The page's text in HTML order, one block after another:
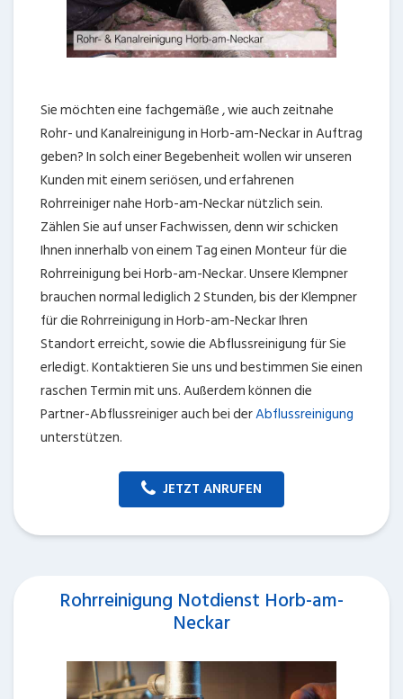
Sie möchten eine fachgemäße , wie auch zeitnahe
Rohr- und Kanalreinigung in Horb-am-Neckar in Auftrag
geben? In solch einer Begebenheit wollen wir unseren
Kunden mit einem seriösen, und erfahrenen
Rohrreiniger nahe Horb-am-Neckar nützlich sein.
Zählen Sie auf unser Fachwissen, denn wir schicken
Ihnen innerhalb von einem Tag einen Monteur für die
Rohrreinigung bei Horb-am-Neckar. Unsere Klempner
brauchen normal lediglich 2 Stunden, bis der Klempner
für die Rohrreinigung in Horb-am-Neckar Ihren
Standort erreicht, sowie die Abflussreinigung für Sie
erledigt. Kontaktieren Sie uns und bestimmen Sie einen
raschen Termin mit uns. Außerdem können die
Partner-Abflussreiniger auch bei derAbflussreinigung
unterstützen.
JETZT ANRUFEN
Rohrreinigung Notdienst Horb-am-
Neckar